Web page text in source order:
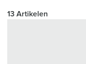
13 Artikelen